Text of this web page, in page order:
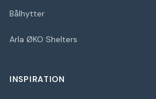
Bålhytter
Arla ØKO Shelters
INSPIRATION